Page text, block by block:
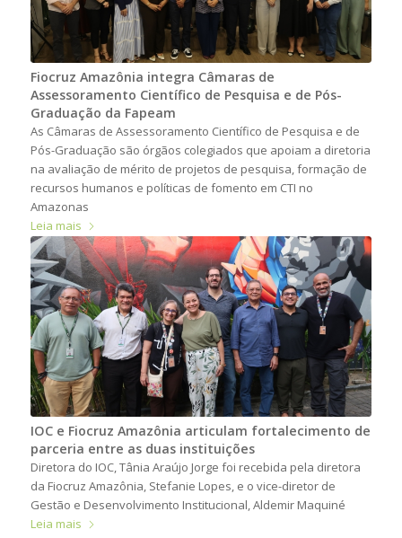
Fiocruz Amazônia integra Câmaras de
Assessoramento Científico de Pesquisa e de Pós-
Graduação da Fapeam
As Câmaras de Assessoramento Científico de Pesquisa e de
Pós-Graduação são órgãos colegiados que apoiam a diretoria
na avaliação de mérito de projetos de pesquisa, formação de
recursos humanos e políticas de fomento em CTI no
Amazonas
Leia mais
IOC e Fiocruz Amazônia articulam fortalecimento de
parceria entre as duas instituições
Diretora do IOC, Tânia Araújo Jorge foi recebida pela diretora
da Fiocruz Amazônia, Stefanie Lopes, e o vice-diretor de
Gestão e Desenvolvimento Institucional, Aldemir Maquiné
Leia mais